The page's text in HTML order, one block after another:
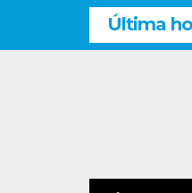
Última
que tienes tiempo: un